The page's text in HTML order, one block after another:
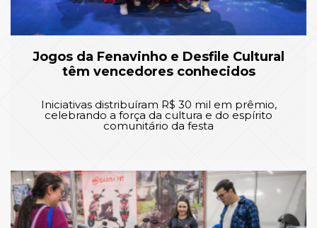
Jogos da Fenavinho e Desfile Cultural
têm vencedores conhecidos
Iniciativas distribuíram R$ 30 mil em prêmio,
celebrando a força da cultura e do espírito
comunitário da festa